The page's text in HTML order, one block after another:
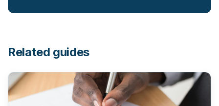
Related guides